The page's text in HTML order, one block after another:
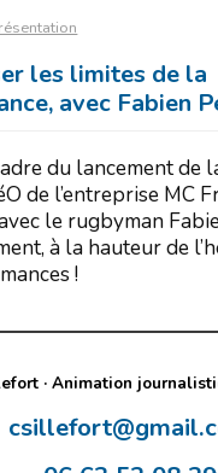
les limites de la
avec Fabien
du lancement de
de l’entreprise MC
le rugbyman
à la hauteur de
!
· Animation